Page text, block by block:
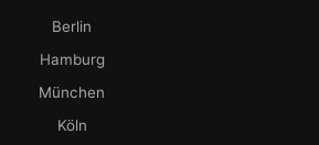
Berlin
Hamburg
München
Köln